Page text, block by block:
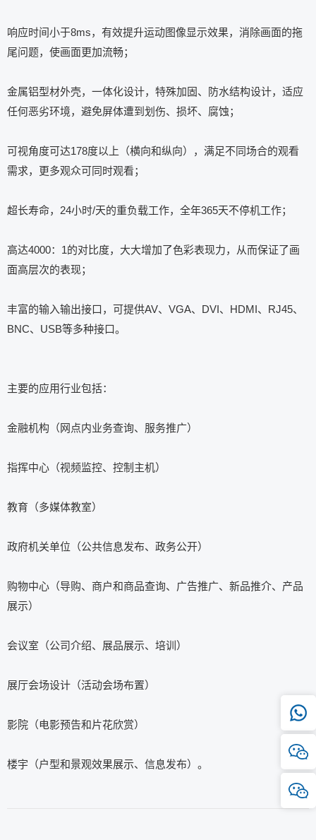
响应时间小于8ms，有效提升运动图像显示效果，消除画面的拖
尾问题，使画面更加流畅；
金属铝型材外壳，一体化设计，特殊加固、防水结构设计，适应
任何恶劣环境，避免屏体遭到划伤、损坏、腐蚀；
可视角度可达178度以上（横向和纵向），满足不同场合的观看
需求，更多观众可同时观看；
超长寿命，24小时/天的重负载工作，全年365天不停机工作；
高达4000：1的对比度，大大增加了色彩表现力，从而保证了画
面高层次的表现；
丰富的输入输出接口，可提供AV、VGA、DVI、HDMI、RJ45、
BNC、USB等多种接口。
主要的应用行业包括：
金融机构（网点内业务查询、服务推广）
指挥中心（视频监控、控制主机）
教育（多媒体教室）
政府机关单位（公共信息发布、政务公开）
购物中心（导购、商户和商品查询、广告推广、新品推介、产品
展示）
会议室（公司介绍、展品展示、培训）
展厅会场设计（活动会场布置）
影院（电影预告和片花欣赏）
楼宇（户型和景观效果展示、信息发布）。